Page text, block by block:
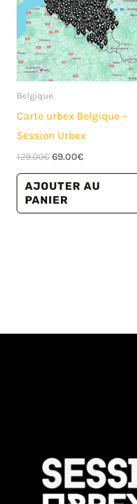
Belgique
Carte urbex Belgique –
Session Urbex
129.00€Le
initial
était :
129.00€.
69.00€Le
actuel
est :
AJOUTER AU
PANIER